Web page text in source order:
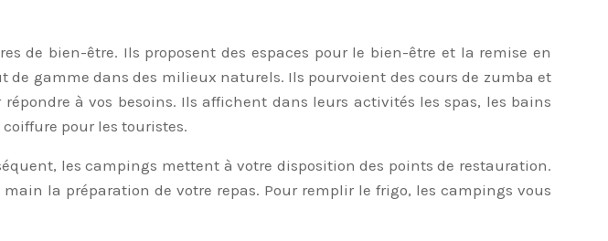
de bien-être. Ils proposent des espaces pour le bien-être et la remise en
de gamme dans des milieux naturels. Ils pourvoient des cours de zumba et
à vos besoins. Ils affichent dans leurs activités les spas, les bains
pour les touristes.
les campings mettent à votre disposition des points de restauration.
la préparation de votre repas. Pour remplir le frigo, les campings vous